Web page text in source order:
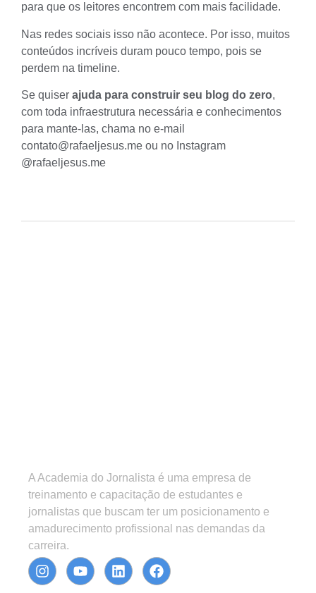
para que os leitores encontrem com mais facilidade.
Nas redes sociais isso não acontece. Por isso, muitos
conteúdos incríveis duram pouco tempo, pois se
perdem na timeline.
Se quiser ajuda para construir seu blog do zero,
com toda infraestrutura necessária e conhecimentos
para mante-las, chama no e-mail
contato@rafaeljesus.me ou no Instagram
@rafaeljesus.me
A Academia do Jornalista é uma empresa de
treinamento e capacitação de estudantes e
jornalistas que buscam ter um posicionamento e
amadurecimento profissional nas demandas da
carreira.